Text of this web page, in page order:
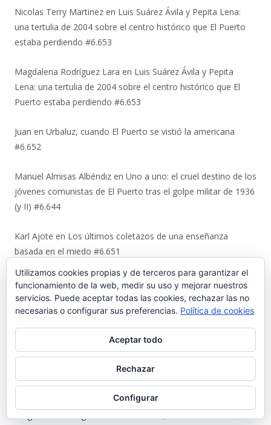
Nicolas Terry Martinez en Luis Suárez Ávila y Pepita Lena:
una tertulia de 2004 sobre el centro histórico que El Puerto
estaba perdiendo #6.653
Magdalena Rodríguez Lara en Luis Suárez Ávila y Pepita
Lena: una tertulia de 2004 sobre el centro histórico que El
Puerto estaba perdiendo #6.653
Juan en Urbaluz, cuando El Puerto se vistió la americana
#6.652
Manuel Almisas Albéndiz en Uno a uno: el cruel destino de los
jóvenes comunistas de El Puerto tras el golpe militar de 1936
(y II) #6.644
Karl Ajote en Los últimos coletazos de una enseñanza
basada en el miedo #6.651
José Antonio Cots Rojas enLos últimos coletazos de una
enseñanza basada en el miedo #6.651
Manuel Justo MoralesenUrbaluz, cuando El Puerto se vistió
Juan Carlos Neva DelgadoenUrbaluz, cuando El Puerto se
vistió la americana #6.652
Utilizamos cookies propias y de terceros para garantizar el
funcionamiento de la web, medir su uso y mejorar nuestros
servicios. Puede aceptar todas las cookies, rechazar las no
necesarias o configurar sus preferencias. Política de cookies
Aceptar todo
Rechazar
Configurar